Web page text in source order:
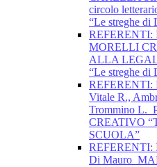
circolo
“Le streghe di
MORELLI
ALLA
“Le streghe di
REFERENTI:
Vitale R.,
Trommino
CREATIVO
SCUOLA”
REFERENTI:
Di